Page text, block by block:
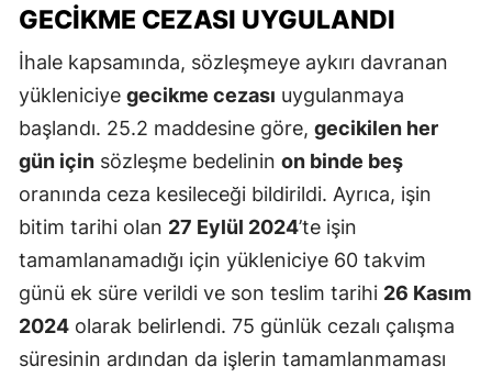
GECIKME CEZASI UYGULANDI
İhale kapsamında, sözleşmeye aykırı davranan
yükleniciye gecikme cezası uygulanmaya
başlandı. 25.2 maddesine göre, gecikilen her
gün için sözleşme bedelinin on binde beş
oranında ceza kesileceği bildirildi. Ayrıca, işin
bitim tarihi olan 27 Eylül 2024’te işin
tamamlanamadığı için yükleniciye 60 takvim
günü ek süre verildi ve son teslim tarihi 26 Kasım
2024 olarak belirlendi. 75 günlük cezalı çalışma
süresinin ardından da işlerin tamamlanmaması